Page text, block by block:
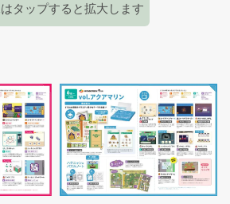
タップすると拡大します